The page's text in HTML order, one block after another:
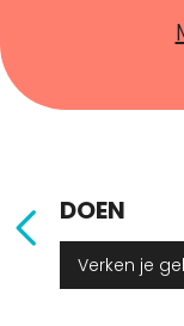
DOEN
Verken je